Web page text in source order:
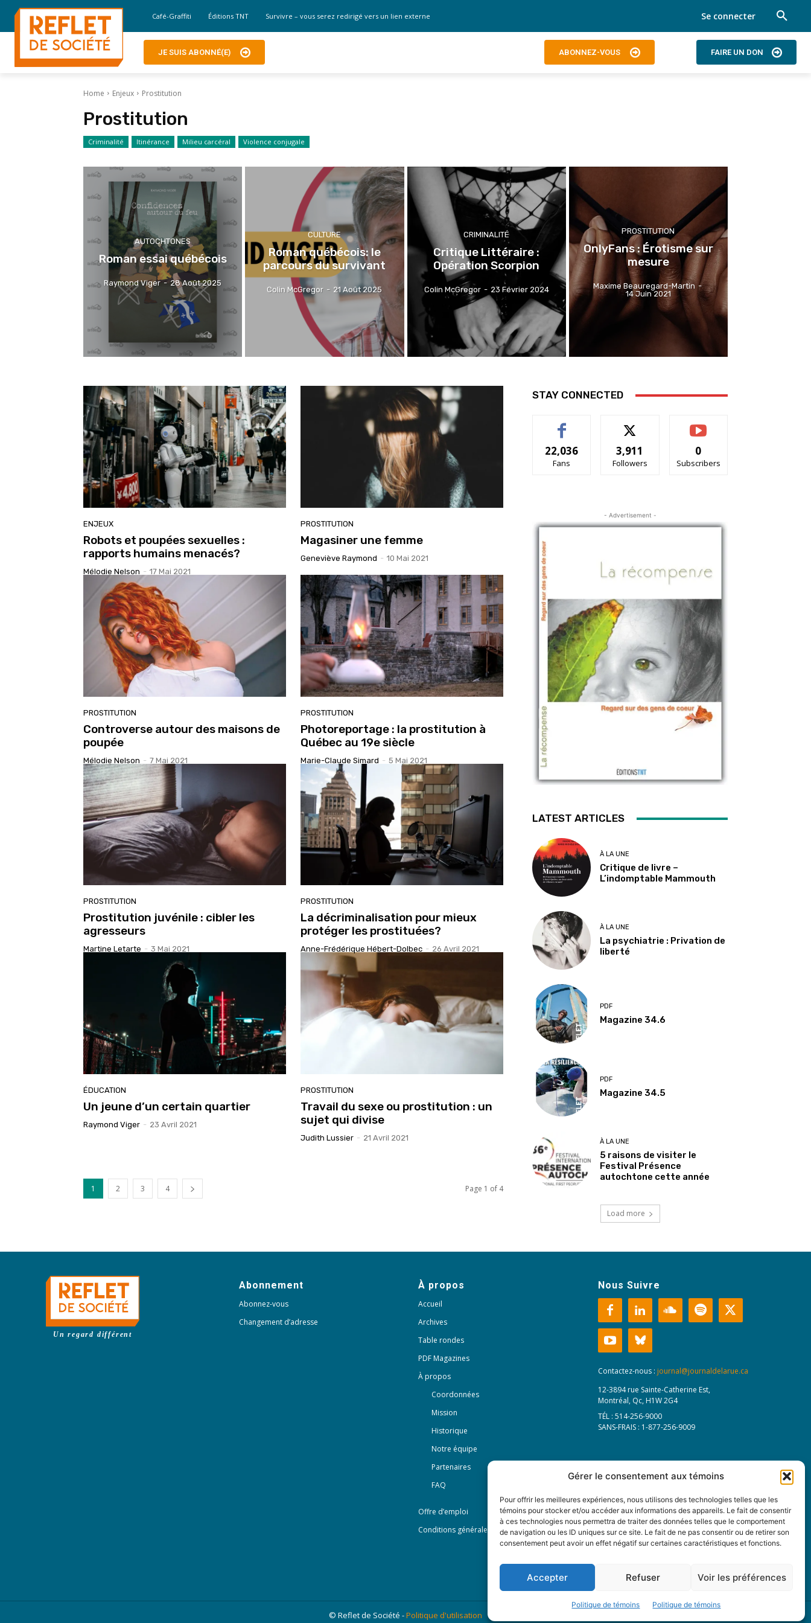
Gérer le consentement aux témoins
Pour offrir les meilleures expériences, nous utilisons des technologies telles que les
témoins pour stocker et/ou accéder aux informations des appareils. Le fait de consentir
à ces technologies nous permettra de traiter des données telles que le comportement
de navigation ou les ID uniques sur ce site. Le fait de ne pas consentir ou de retirer son
consentement peut avoir un effet négatif sur certaines caractéristiques et fonctions.
Accepter Refuser Voir les préférences
Politique de témoins Politique de témoins
Café-Graffiti Éditions TNT Survivre – vous serez redirigé vers un lien externe Se connecter
JE SUIS ABONNÉ(E) ABONNEZ-VOUS FAIRE UN DON
Home Enjeux Prostitution
Prostitution
Criminalité Itinérance Milieu carcéral Violence conjugale
AUTOCHTONES
Roman essai québécois
Raymond Viger - 28 Août 2025
CULTURE
Roman québécois: le
parcours du survivant
Colin McGregor - 21 Août 2025
CRIMINALITÉ
Critique Littéraire :
Opération Scorpion
Colin McGregor - 23 Février 2024
PROSTITUTION
OnlyFans : Érotisme sur
mesure
Maxime Beauregard-Martin -
14 Juin 2021
ENJEUX
Robots et poupées sexuelles :
rapports humains menacés?
Mélodie Nelson - 17 Mai 2021
PROSTITUTION
Magasiner une femme
Geneviève Raymond - 10 Mai 2021
PROSTITUTION
Controverse autour des maisons de
poupée
Mélodie Nelson - 7 Mai 2021
PROSTITUTION
Photoreportage : la prostitution à
Québec au 19e siècle
Marie-Claude Simard - 5 Mai 2021
PROSTITUTION
Prostitution juvénile : cibler les
agresseurs
Martine Letarte - 3 Mai 2021
PROSTITUTION
La décriminalisation pour mieux
protéger les prostituées?
Anne-Frédérique Hébert-Dolbec - 26 Avril 2021
ÉDUCATION
Un jeune d’un certain quartier
Raymond Viger - 23 Avril 2021
PROSTITUTION
Travail du sexe ou prostitution : un
sujet qui divise
Judith Lussier - 21 Avril 2021
1 2 3 4 Page 1 of 4
STAY CONNECTED
22,036
Fans
3,911
Followers
0
Subscribers
- Advertisement -
LATEST ARTICLES
À LA UNE
Critique de livre –
L’indomptable Mammouth
À LA UNE
La psychiatrie : Privation de
liberté
PDF
Magazine 34.6
PDF
Magazine 34.5
À LA UNE
5 raisons de visiter le
Festival Présence
autochtone cette année
Load more
Un regard différent
Abonnement
Abonnez-vous
Changement d’adresse
À propos
Accueil
Archives
Table rondes
PDF Magazines
À propos
Coordonnées
Mission
Historique
Notre équipe
Partenaires
FAQ
Offre d’emploi
Conditions générales
Nous Suivre
Contactez-nous : journal@journaldelarue.ca
12-3894 rue Sainte-Catherine Est,
Montréal, Qc, H1W 2G4
TÉL : 514-256-9000
SANS-FRAIS : 1-877-256-9009
© Reflet de Société -Politique d'utilisation